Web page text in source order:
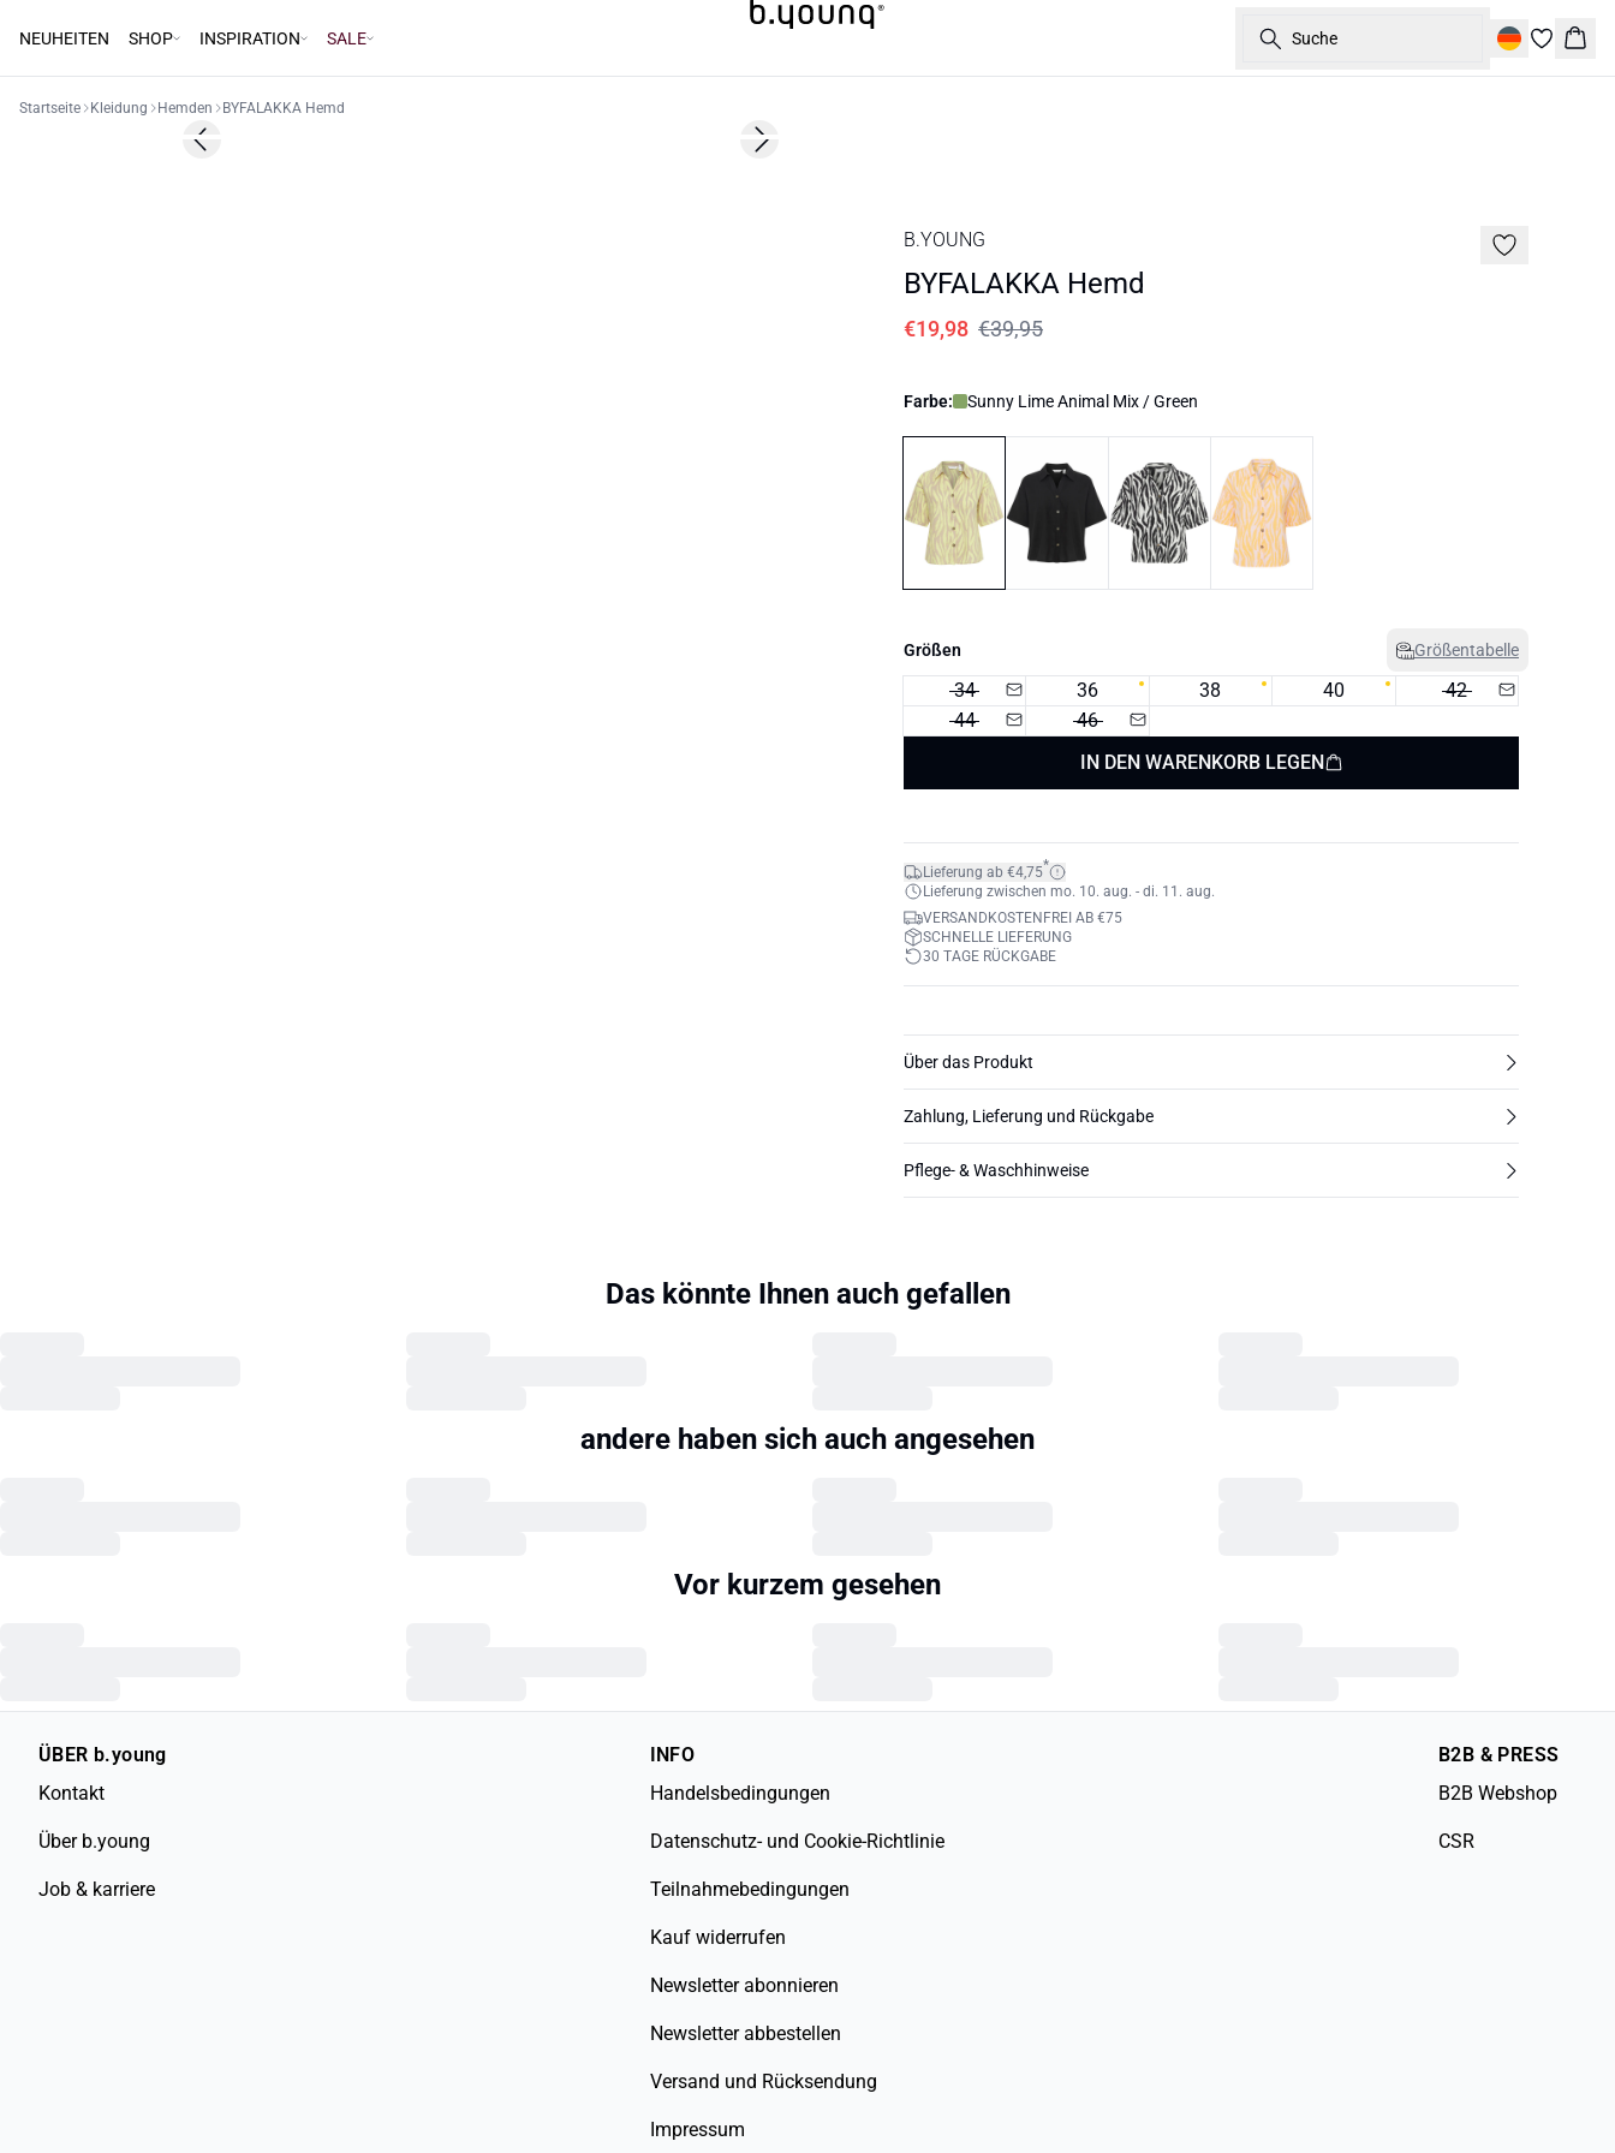
NEUHEITEN SHOP INSPIRATION SALE Suche
Startseite Kleidung Hemden BYFALAKKA Hemd
50%Previous slide Next slide
B.YOUNG
BYFALAKKA Hemd
€19,98 €39,95
Farbe: Sunny Lime Animal Mix / Green
Größen Größentabelle
34 36 38 40
42
44
46
IN DEN WARENKORB LEGEN
Lieferung ab €4,75*
Lieferung zwischen mo. 10. aug. - di. 11. aug.
VERSANDKOSTENFREI AB €75
SCHNELLE LIEFERUNG
30 TAGE RÜCKGABE
Über das Produkt
Zahlung, Lieferung und Rückgabe
Pflege- & Waschhinweise
Das könnte Ihnen auch gefallen
andere haben sich auch angesehen
Vor kurzem gesehen
ÜBER b.young
Kontakt
Über b.young
Job & karriere
INFO
Handelsbedingungen
Datenschutz- und Cookie-Richtlinie
Teilnahmebedingungen
Kauf widerrufen
Newsletter abonnieren
Newsletter abbestellen
Versand und Rücksendung
Impressum
B2B & PRESS
B2B Webshop
CSR